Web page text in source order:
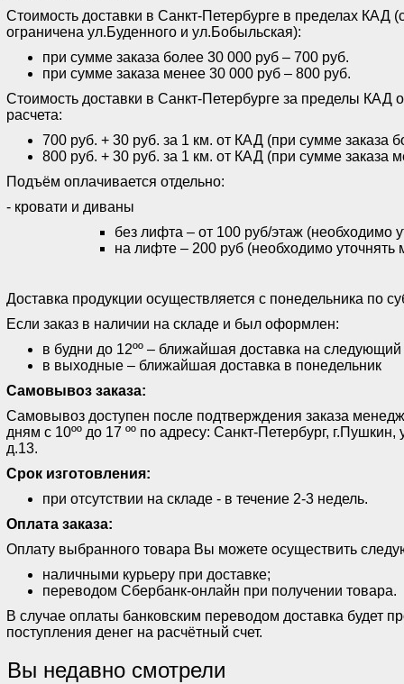
Стоимость доставки в Санкт-Петербурге в пределах КАД
ограничена ул.Буденного и ул.Бобыльская):
при сумме заказа более 30 000 руб – 700 руб.
при сумме заказа менее 30 000 руб – 800 руб.
Стоимость доставки в Санкт-Петербурге за пределы КАД
расчета:
700 руб. + 30 руб. за 1 км. от КАД (при сумме заказа
800 руб. + 30 руб. за 1 км. от КАД (при сумме заказа
Подъём оплачивается отдельно:
- кровати и диваны
без лифта – от 100 руб/этаж (необходимо
на лифте – 200 руб (необходимо уточнять
Доставка продукции осуществляется с понедельника по
Если заказ в наличии на складе и был оформлен:
в будни до 12ºº – ближайшая доставка на следующий
в выходные – ближайшая доставка в понедельник
Самовывоз заказа:
Самовывоз доступен после подтверждения заказа
дням с 10ºº до 17 ºº по адресу: Санкт-Петербург,
д.13.
Срок изготовления:
при отсутствии на складе - в течение 2-3 недель.
Оплата заказа:
Оплату выбранного товара Вы можете осуществить
наличными курьеру при доставке;
переводом Сбербанк-онлайн при получении товара.
В случае оплаты банковским переводом доставка будет
поступления денег на расчётный счет.
Вы недавно смотрели